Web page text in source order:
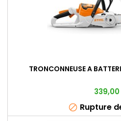
TRONCONNEUSE A
Prix
 Rupture